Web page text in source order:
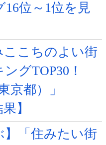
16位～1位を見
ここちのよい街
ングTOP30！
京都）」
】
】「住みたい街